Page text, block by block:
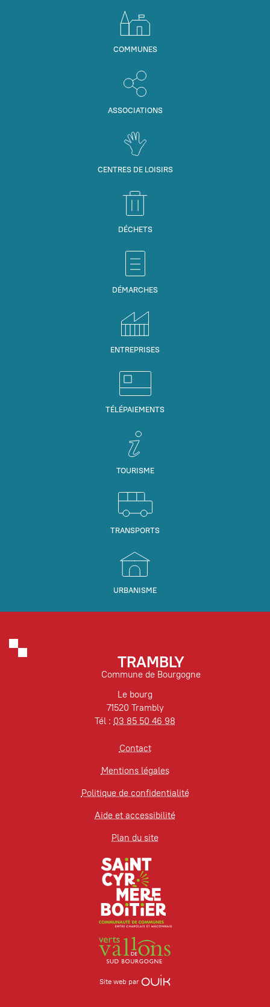
COMMUNES
ASSOCIATIONS
CENTRES DE LOISIRS
DÉCHETS
DÉMARCHES
ENTREPRISES
TÉLÉPAIEMENTS
TOURISME
TRANSPORTS
URBANISME
TRAMBLY
Commune de Bourgogne
Le bourg
71520 Trambly
Tél : 03 85 50 46 98
Contact
Mentions légales
Politique de confidentialité
Aide et accessibilité
Plan du site
Site web par